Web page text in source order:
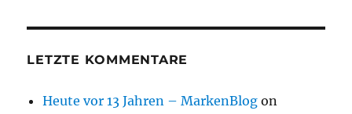
LETZTE KOMMENTARE
Heute vor 13 Jahren – MarkenBlog on